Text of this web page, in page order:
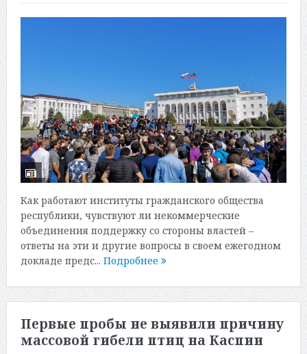
Как работают институты гражданского общества
республики, чувствуют ли некоммерческие
объединения поддержку со стороны властей –
ответы на эти и другие вопросы в своем ежегодном
докладе предс... Подробнее
Первые пробы не выявили причину
массовой гибели птиц на Каспии